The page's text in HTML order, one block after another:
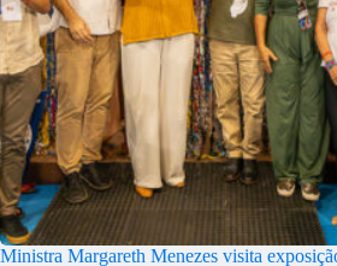
Ministra Margareth Menezes visita